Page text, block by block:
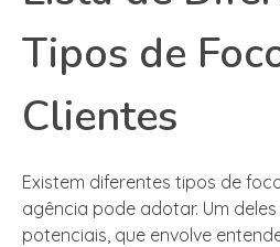
Tipos de
Clientes
Existem diferentes tipos de
agência pode adotar. Um
potenciais, que envolve